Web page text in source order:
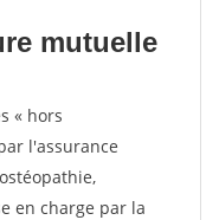
mutuelle
« hors
l'assurance
en charge par la